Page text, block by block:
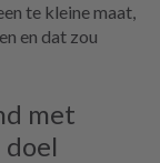
te kleine maat,
en dat zou
met